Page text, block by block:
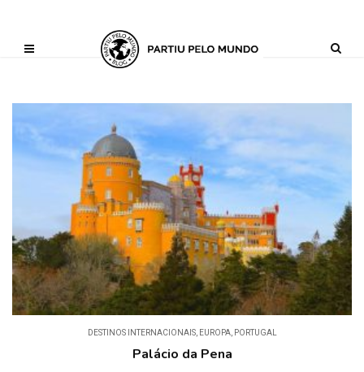
('AI_CONTENT_MARKER_NO_GET_SIDEBAR', true);
DESTINOS INTERNACIONAIS, EUROPA, PORTUGAL
Palácio da Pena